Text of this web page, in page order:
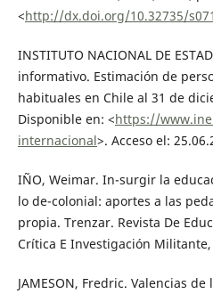
<http://dx.doi.org/10.32735/
INSTITUTO NACIONAL DE
informativo. Estimación de
habituales en Chile al 31 de
Disponible en: <https://
internacional>. Acceso el:
IÑO, Weimar. In-surgir la
lo de-colonial: aportes a las
propia. Trenzar. Revista De
Crítica E Investigación Militante,
JAMESON, Fredric. Valencias